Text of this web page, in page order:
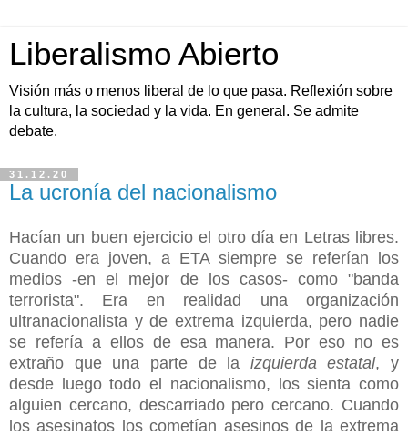
Liberalismo Abierto
Visión más o menos liberal de lo que pasa. Reflexión sobre
la cultura, la sociedad y la vida. En general. Se admite
debate.
31.12.20
La ucronía del nacionalismo
Hacían un buen ejercicio el otro día en Letras libres.
Cuando era joven, a ETA siempre se referían los
medios -en el mejor de los casos- como "banda
terrorista". Era en realidad una organización
ultranacionalista y de extrema izquierda, pero nadie
se refería a ellos de esa manera. Por eso no es
extraño que una parte de la izquierda estatal, y
desde luego todo el nacionalismo, los sienta como
alguien cercano, descarriado pero cercano. Cuando
los asesinatos los cometían asesinos de la extrema